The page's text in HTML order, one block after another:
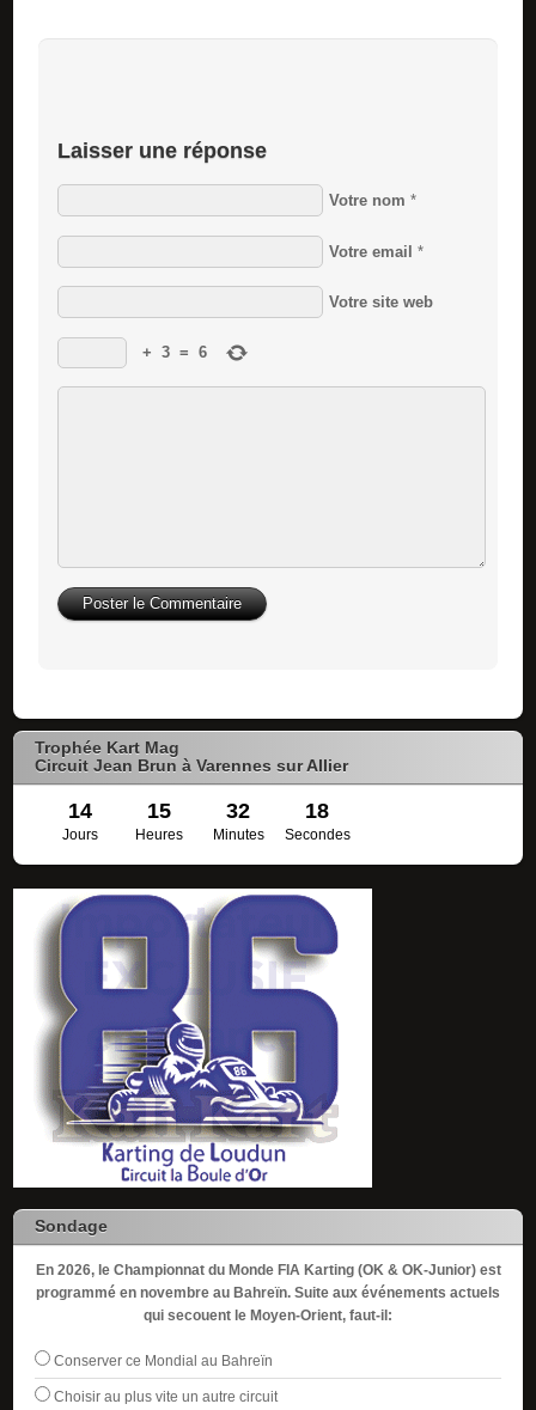
Laisser une réponse
Votre nom *
Votre email *
Votre site web
+ 3 = 6
Trophée Kart Mag
Circuit Jean Brun à Varennes sur Allier
14 15 32 17
Jours Heures Minutes Secondes
Sondage
En 2026, le Championnat du Monde FIA Karting (OK & OK-Junior) est
programmé en novembre au Bahreïn. Suite aux événements actuels
qui secouent le Moyen-Orient, faut-il:
Conserver ce Mondial au Bahreïn
Choisir au plus vite un autre circuit